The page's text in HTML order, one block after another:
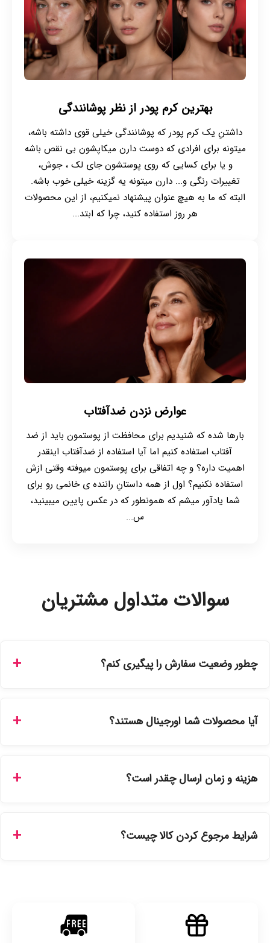
بهترین کرم پودر از نظر پوشانندگی
داشتنِ یک کرم پودر که پوشانندگی خیلی قوی داشته باشه،
میتونه برای افرادی که دوست دارن میکاپشون بی نقص باشه
و یا برای کسایی که روی پوستشون جای لک ، جوش،
تغییرات رنگی و... دارن میتونه یه گزینه خیلی خوب باشه.
البته که ما به هیچ عنوان پیشنهاد نمیکنیم، از این محصولات
هر روز استفاده کنید، چرا که ابتد...
عوارض نزدن ضدآفتاب
بارها شده که شنیدیم برای محافظت از پوستمون باید از ضد
آفتاب استفاده کنیم اما آیا استفاده از ضدآفتاب اینقدر
اهمیت داره؟ و چه اتفاقی برای پوستمون میوفته وقتی ازش
استفاده نکنیم؟ اول از همه داستانِ راننده ی خانمی رو برای
شما یادآور میشم که همونطور که در عکس پایین میبینید،
س...
سوالات متداول مشتریان
چطور وضعیت سفارش را پیگیری کنم؟
سفارشات در سایت، وضعیت لحظه‌ای مرسوله را مشاهده کنید.
آیا محصولات شما اورجینال هستند؟
نمایندگی‌های معتبر تهیه شده و دارای بچ‌کد قابل استعلام هستند.
هزینه و زمان ارسال چقدر است؟
انتخاب کنید و برای شهرستان‌ها بین یک الی ۳ روز کاری از طریق
شرایط مرجوع کردن کالا چیست؟